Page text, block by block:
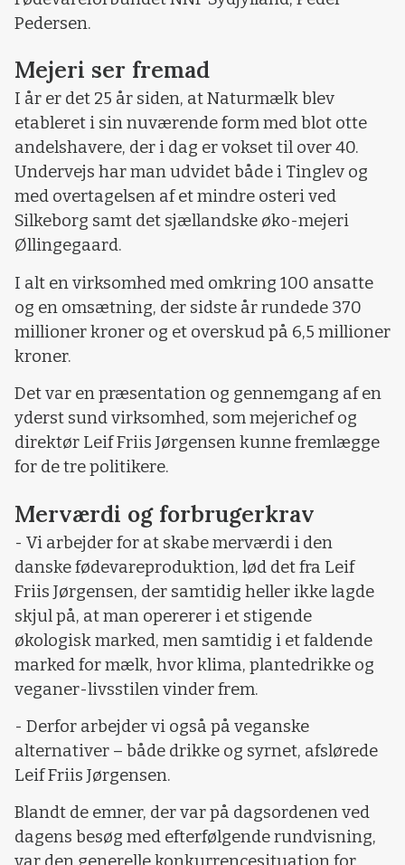
Pedersen.
Mejeri ser fremad
I år er det 25 år siden, at Naturmælk blev
etableret i sin nuværende form med blot otte
andelshavere, der i dag er vokset til over 40.
Undervejs har man udvidet både i Tinglev og
med overtagelsen af et mindre osteri ved
Silkeborg samt det sjællandske øko-mejeri
Øllingegaard.
I alt en virksomhed med omkring 100 ansatte
og en omsætning, der sidste år rundede 370
millioner kroner og et overskud på 6,5 millioner
kroner.
Det var en præsentation og gennemgang af en
yderst sund virksomhed, som mejerichef og
direktør Leif Friis Jørgensen kunne fremlægge
for de tre politikere.
Merværdi og forbrugerkrav
- Vi arbejder for at skabe merværdi i den
danske fødevareproduktion, lød det fra Leif
Friis Jørgensen, der samtidig heller ikke lagde
skjul på, at man opererer i et stigende
økologisk marked, men samtidig i et faldende
marked for mælk, hvor klima, plantedrikke og
veganer-livsstilen vinder frem.
- Derfor arbejder vi også på veganske
alternativer – både drikke og syrnet, afslørede
Leif Friis Jørgensen.
Blandt de emner, der var på dagsordenen ved
dagens besøg med efterfølgende rundvisning,